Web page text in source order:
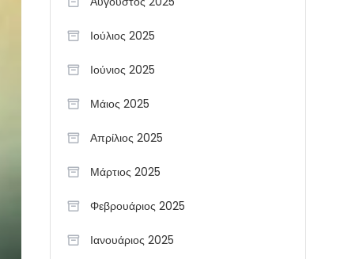
Ιούλιος 2025
Ιούνιος 2025
Μάιος 2025
Απρίλιος 2025
Μάρτιος 2025
Φεβρουάριος 2025
Ιανουάριος 2025